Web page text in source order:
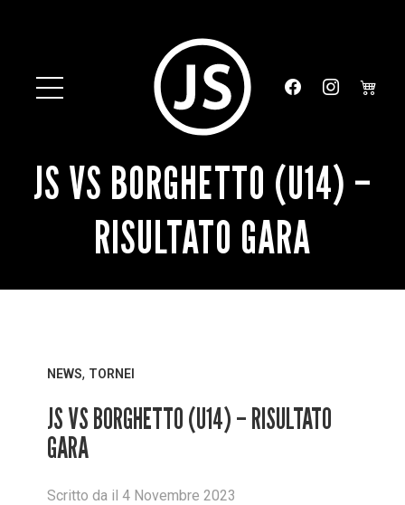
JS VS BORGHETTO (U14) –
RISULTATO GARA
NEWS, TORNEI
JS VS BORGHETTO (U14) – RISULTATO
GARA
Scritto da il 4 Novembre 2023